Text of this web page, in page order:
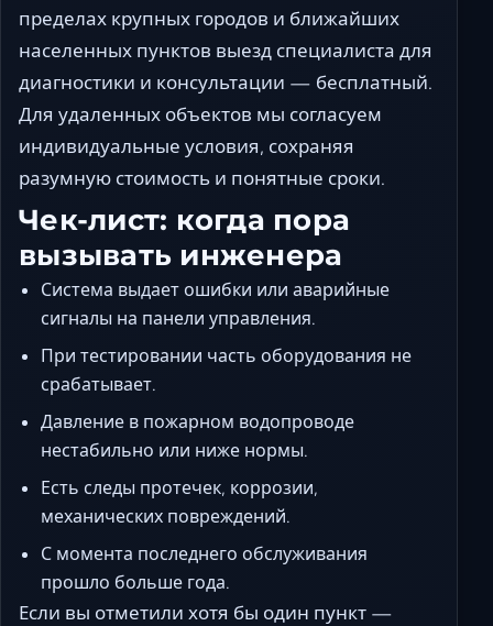
пределах крупных городов и ближайших
населенных пунктов выезд специалиста для
диагностики и консультации — бесплатный.
Для удаленных объектов мы согласуем
индивидуальные условия, сохраняя
разумную стоимость и понятные сроки.
Чек-лист: когда пора
вызывать инженера
Система выдает ошибки или аварийные
сигналы на панели управления.
При тестировании часть оборудования не
срабатывает.
Давление в пожарном водопроводе
нестабильно или ниже нормы.
Есть следы протечек, коррозии,
механических повреждений.
С момента последнего обслуживания
прошло больше года.
Если вы отметили хотя бы один пункт —